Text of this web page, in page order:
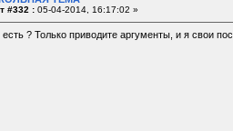
#332 : 05-04-2014, 16:17:02 »
? Только приводите аргументы, и я свои